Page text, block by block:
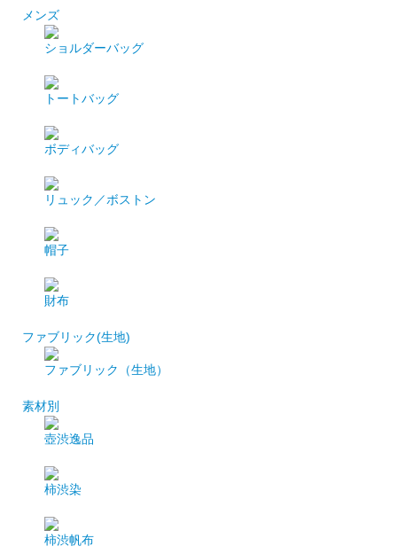
メンズ
ショルダーバッグ
トートバッグ
ボディバッグ
リュック／ボストン
帽子
財布
ファブリック(生地)
ファブリック（生地）
素材別
壺渋逸品
柿渋染
柿渋帆布